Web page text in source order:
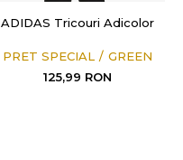
ADIDAS Tricouri Adicolor
PRET SPECIAL
GREEN
125,99 RON